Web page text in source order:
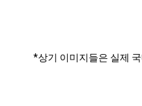
*상기 이미지들은 실제